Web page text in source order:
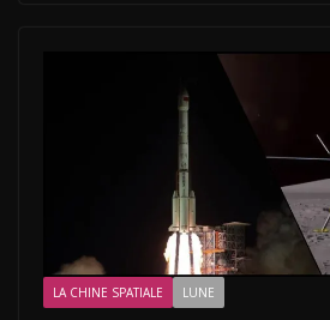
LA CHINE SPATIALE LUNE